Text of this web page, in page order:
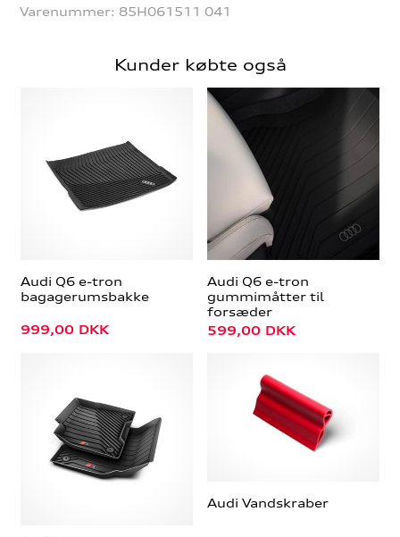
Varenummer: 85H061511 041
Kunder købte også
Audi Q6 e-tron
bagagerumsbakke
999,00 DKK
Audi Q6 e-tron
gummimåtter til
forsæder
599,00 DKK
Audi Vandskraber